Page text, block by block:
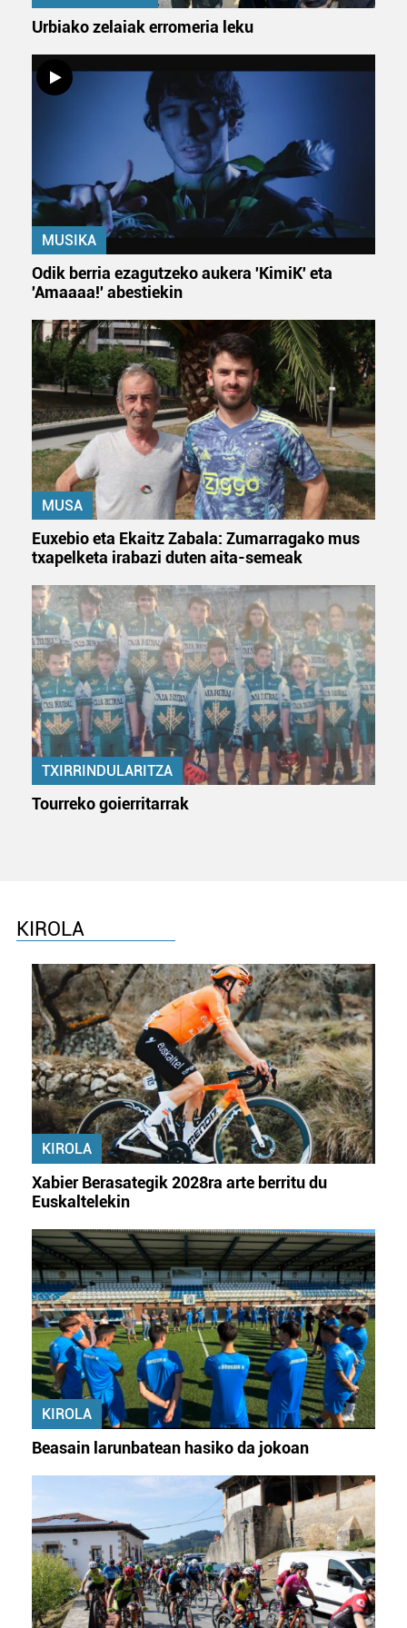
Urbiako zelaiak erromeria leku
MUSIKA
Odik berria ezagutzeko aukera 'KimiK' eta
'Amaaaa!' abestiekin
MUSA
Euxebio eta Ekaitz Zabala: Zumarragako mus
txapelketa irabazi duten aita-semeak
TXIRRINDULARITZA
Tourreko goierritarrak
KIROLA
KIROLA
Xabier Berasategik 2028ra arte berritu du
Euskaltelekin
KIROLA
Beasain larunbatean hasiko da jokoan